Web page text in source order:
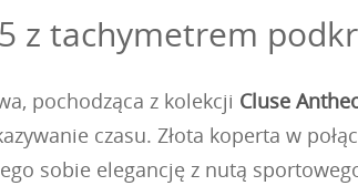
z tachymetrem
pochodząca z kolekcji Cluse
czasu. Złota koperta w
sobie elegancję z nutą